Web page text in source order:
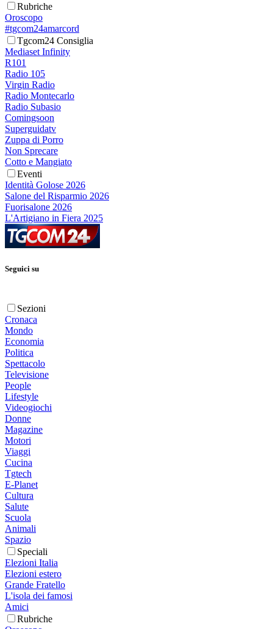
Rubriche
Oroscopo
#tgcom24amarcord
Tgcom24 Consiglia
Mediaset Infinity
R101
Radio 105
Virgin Radio
Radio Montecarlo
Radio Subasio
Comingsoon
Superguidatv
Zuppa di Porro
Non Sprecare
Cotto e Mangiato
Eventi
Identità Golose 2026
Salone del Risparmio 2026
Fuorisalone 2026
L'Artigiano in Fiera 2025
Seguici su
Sezioni
Cronaca
Mondo
Economia
Politica
Spettacolo
Televisione
People
Lifestyle
Videogiochi
Donne
Magazine
Motori
Viaggi
Cucina
Tgtech
E-Planet
Cultura
Salute
Scuola
Animali
Spazio
Speciali
Elezioni Italia
Elezioni estero
Grande Fratello
L'isola dei famosi
Amici
Rubriche